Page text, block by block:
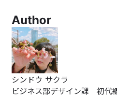
Author
シンドウ サクラ
ビジネス部デザイン課 初代